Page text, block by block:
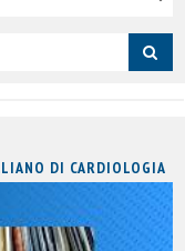
DI CARDIOLOGIA